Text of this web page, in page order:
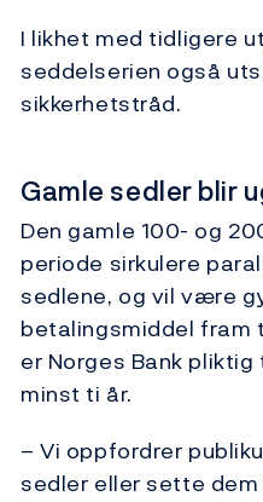
I likhet med tidligere
seddelserien også
sikkerhetstråd.
Gamle sedler blir
Den gamle 100- og
periode sirkulere
sedlene, og vil være
betalingsmiddel fram
er Norges Bank
minst ti år.
– Vi oppfordrer
sedler eller sette